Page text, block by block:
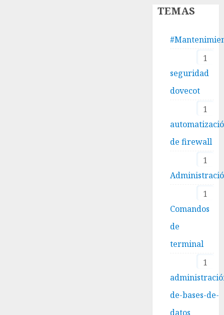
TEMAS
1
seguridad
dovecot
1
de firewall
1
1
Comandos
de
terminal
1
de-bases-de-
datos